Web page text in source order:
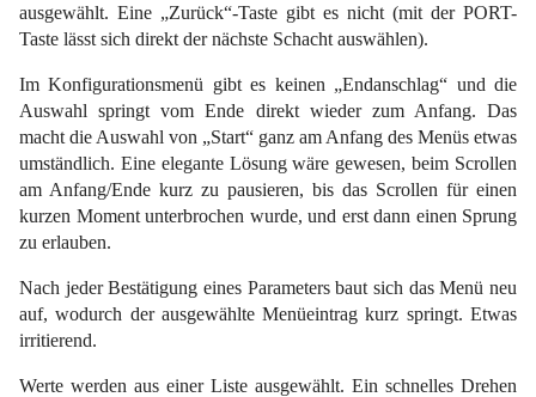
ausgewählt. Eine „Zurück“-Taste gibt es nicht (mit der PORT-
Taste lässt sich direkt der nächste Schacht auswählen).
Im Konfigurationsmenü gibt es keinen „Endanschlag“ und die
Auswahl springt vom Ende direkt wieder zum Anfang. Das
macht die Auswahl von „Start“ ganz am Anfang des Menüs etwas
umständlich. Eine elegante Lösung wäre gewesen, beim Scrollen
am Anfang/Ende kurz zu pausieren, bis das Scrollen für einen
kurzen Moment unterbrochen wurde, und erst dann einen Sprung
zu erlauben.
Nach jeder Bestätigung eines Parameters baut sich das Menü neu
auf, wodurch der ausgewählte Menüeintrag kurz springt. Etwas
irritierend.
Werte werden aus einer Liste ausgewählt. Ein schnelles Drehen